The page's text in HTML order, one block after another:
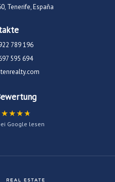
Tenerife, España
789 196
595 694
Google lesen